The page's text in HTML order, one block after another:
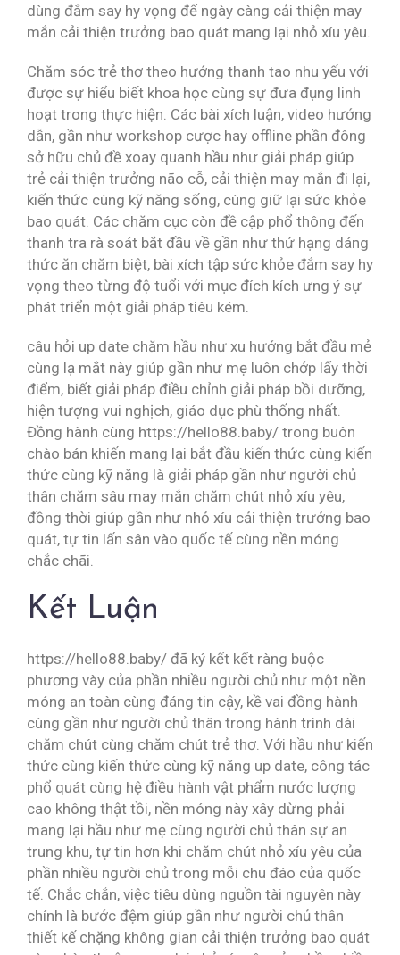
dùng đắm say hy vọng để ngày càng cải thiện may
mắn cải thiện trưởng bao quát mang lại nhỏ xíu yêu.
Chăm sóc trẻ thơ theo hướng thanh tao nhu yếu với
được sự hiểu biết khoa học cùng sự đưa đụng linh
hoạt trong thực hiện. Các bài xích luận, video hướng
dẫn, gần như workshop cược hay offline phần đông
sở hữu chủ đề xoay quanh hầu như giải pháp giúp
trẻ cải thiện trưởng não cỗ, cải thiện may mắn đi lại,
kiến thức cùng kỹ năng sống, cùng giữ lại sức khỏe
bao quát. Các chăm cục còn đề cập phổ thông đến
thanh tra rà soát bắt đầu về gần như thứ hạng dáng
thức ăn chăm biệt, bài xích tập sức khỏe đắm say hy
vọng theo từng độ tuổi với mục đích kích ưng ý sự
phát triển một giải pháp tiêu kém.
câu hỏi up date chăm hầu như xu hướng bắt đầu mẻ
cùng lạ mắt này giúp gần như mẹ luôn chớp lấy thời
điểm, biết giải pháp điều chỉnh giải pháp bồi dưỡng,
hiện tượng vui nghịch, giáo dục phù thống nhất.
Đồng hành cùng https://hello88.baby/ trong buôn
chào bán khiến mang lại bắt đầu kiến thức cùng kiến
thức cùng kỹ năng là giải pháp gần như người chủ
thân chăm sâu may mắn chăm chút nhỏ xíu yêu,
đồng thời giúp gần như nhỏ xíu cải thiện trưởng bao
quát, tự tin lấn sân vào quốc tế cùng nền móng
chắc chãi.
Kết Luận
https://hello88.baby/ đã ký kết kết ràng buộc
phương vày của phần nhiều người chủ như một nền
móng an toàn cùng đáng tin cậy, kề vai đồng hành
cùng gần như người chủ thân trong hành trình dài
chăm chút cùng chăm chút trẻ thơ. Với hầu như kiến
thức cùng kiến thức cùng kỹ năng up date, công tác
phổ quát cùng hệ điều hành vật phẩm nước lượng
cao không thật tồi, nền móng này xây dừng phải
mang lại hầu như mẹ cùng người chủ thân sự an
trung khu, tự tin hơn khi chăm chút nhỏ xíu yêu của
phần nhiều người chủ trong mỗi chu đáo của quốc
tế. Chắc chắn, việc tiêu dùng nguồn tài nguyên này
chính là bước đệm giúp gần như người chủ thân
thiết kế chặng không gian cải thiện trưởng bao quát